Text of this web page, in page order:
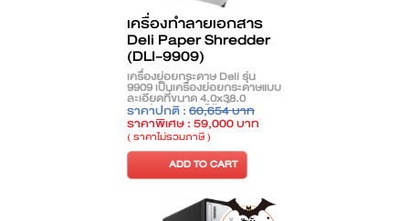
เครื่องทำลายเอกสาร
Deli Paper Shredder
(DLI-9909)
เครื่องย่อยกระดาษ Deli รุ่น
9909 เป็นเครื่องย่อยกระดาษแบบ
ละเอียดที่ขนาด 4.0x38.0
มม.ย่อยกระดาษได้ครั้งละ 32
แผ่น,ย่อยแผ่น CD และ Card
ได้,ความจุถัง 75 ลิตร,มีล้อ
เคลื่อนย้ายสะดวก
ราคาปกติ : 60,654 บาท
ราคาพิเศษ : 59,000 บาท
( ราคาไม่รวมภาษี )
ADD TO CART